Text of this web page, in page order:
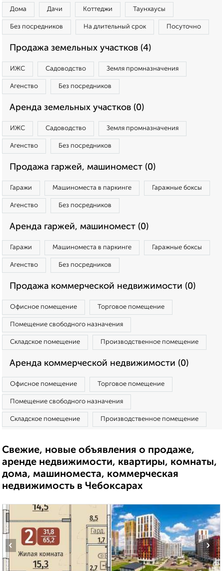
Дома Дачи Коттеджи Таунхаусы
Без посредников На длительный срок Посуточно
Продажа земельных участков (4)
ИЖС Садоводство Земля промназначения
Агенство Без посредников
Аренда земельных участков (0)
ИЖС Садоводство Земля промназначения
Агенство Без посредников
Продажа гаржей, машиномест (0)
Гаражи Машиноместа в паркинге Гаражные боксы
Агенство Без посредников
Аренда гаржей, машиномест (0)
Гаражи Машиноместа в паркинге Гаражные боксы
Агенство Без посредников
Продажа коммерческой недвижимости (0)
Офисное помещение Торговое помещение
Помещение свободного назначения
Складское помещение Производственное помещение
Аренда коммерческой недвижимости (0)
Офисное помещение Торговое помещение
Помещение свободного назначения
Складское помещение Производственное помещение
Свежие, новые объявления о продаже,
аренде недвижимости, квартиры, комнаты,
дома, машиноместа, коммерческая
недвижимость в Чебоксарах
‹ ›